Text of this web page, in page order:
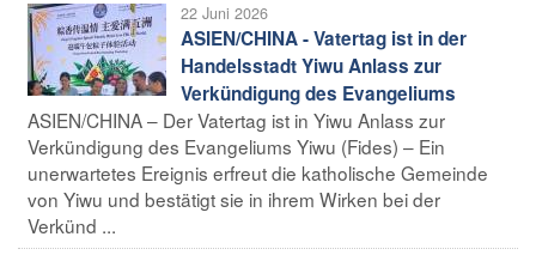
22 Juni 2026
ASIEN/CHINA - Vatertag ist in der
Handelsstadt Yiwu Anlass zur
Verkündigung des Evangeliums
ASIEN/CHINA – Der Vatertag ist in Yiwu Anlass zur
Verkündigung des Evangeliums Yiwu (Fides) – Ein
unerwartetes Ereignis erfreut die katholische Gemeinde
von Yiwu und bestätigt sie in ihrem Wirken bei der
Verkünd ...